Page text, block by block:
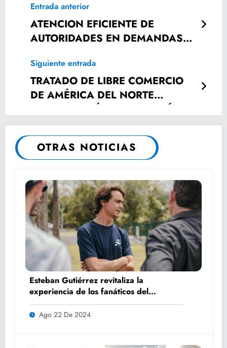
Entrada anterior
ATENCION EFICIENTE DE
AUTORIDADES EN DEMANDAS
Siguiente entrada
TRATADO DE LIBRE COMERCIO
DE AMÉRICA DEL NORTE
FORTALECERÁ LA ECONOMÍA DE
SLP: SALVADOR BEHAR
LAVALLE.
OTRAS NOTICIAS
Esteban Gutiérrez revitaliza la
experiencia de los fanáticos del
automovilismo con DRIVER 1
Ago 22 De 2024